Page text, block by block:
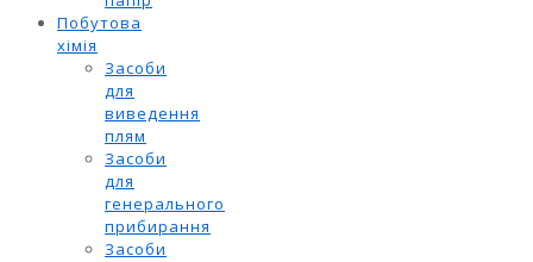
Побутова
хімія
Засоби
для
виведення
плям
Засоби
для
генерального
прибирання
Засоби